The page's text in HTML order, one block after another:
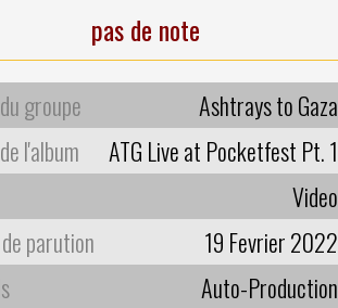
pas de note
groupe
Ashtrays to Gaza
l'album
ATG Live at Pocketfest Pt. 1
Video
parution
19 Fevrier 2022
Auto-Production